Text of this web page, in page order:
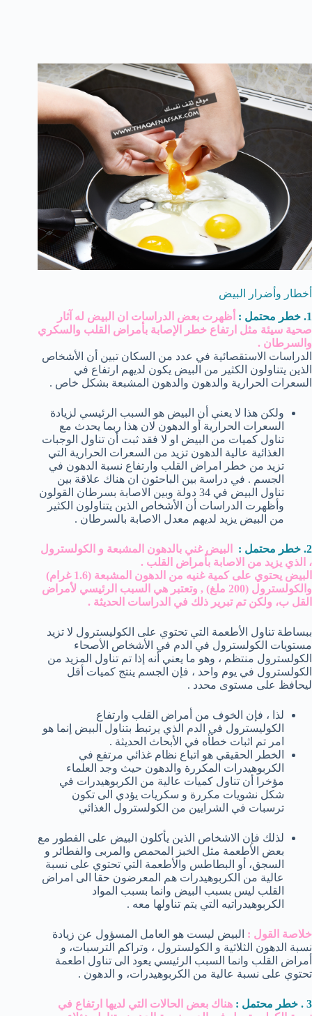
أخطار وأضرار البيض
1. خطر محتمل :
أظهرت بعض الدراسات ان البيض له آثار
صحية سيئة مثل ارتفاع خطر الإصابة بأمراض القلب والسكري
والسرطان .
الدراسات الاستقصائية في عدد من السكان تبين أن الأشخاص
الذين يتناولون الكثير من البيض يكون لديهم ارتفاع في
السعرات الحرارية والدهون والدهون المشبعة بشكل خاص .
ولكن هذا لا يعني أن البيض هو السبب الرئيسي لزيادة
السعرات الحرارية أو الدهون لان هذا ربما يحدث مع
تناول كميات من البيض او لا فقد ثبت أن تناول الوجبات
الغذائية عالية الدهون تزيد من السعرات الحرارية التي
تزيد من خطر امراض القلب وارتفاع نسبة الدهون في
الجسم . في دراسة بين الباحثون ان هناك علاقة بين
تناول البيض في 34 دولة وبين الاصابة بسرطان القولون
وأظهرت الدراسات أن الأشخاص الذين يتناولون الكثير
من البيض يزيد لديهم معدل الاصابة بالسرطان .
2. خطر محتمل :
البيض غني بالدهون المشبعة و الكولسترول
، الذي يزيد من الاصابة بأمراض القلب .
البيض يحتوي على كمية غنيه من الدهون المشبعة (1.6 غرام)
والكولسترول (200 ملغ) , وتعتبر هي السبب الرئيسي لأمراض
القل ب، ولكن تم تبرير ذلك في الدراسات الحديثة .
ببساطة تناول الأطعمة التي تحتوي على الكوليسترول لا تزيد
مستويات الكولسترول في الدم في الأشخاص الأصحاء
الكولسترول منتظم ، وهو ما يعني أنه إذا تم تناول المزيد من
الكولسترول في يوم واحد ، فإن الجسم ينتج كميات أقل
ليحافظ على مستوى محدد .
لذا ، فإن الخوف من أمراض القلب وارتفاع
الكوليسترول في الدم الذي يرتبط بتناول البيض إنما هو
امر تم اثبات خطأه في الأبحاث الحديثة .
الخطر الحقيقي هو اتباع نظام غذائي مرتفع في
الكربوهيدرات المكررة والدهون حيث وجد العلماء
مؤخرا أن تناول كميات عالية من الكربوهيدرات في
شكل نشويات مكررة و سكريات يؤدي الى تكون
ترسبات في الشرايين من الكولسترول الغذائي
لذلك فإن الاشخاص الذين يأكلون البيض على الفطور مع
بعض الأطعمة مثل الخبز المحمص والمربى والفطائر و
السجق، أو البطاطس والأطعمة التي تحتوي على نسبة
عالية من الكربوهيدرات هم المعرضون حقا الى امراض
القلب ليس بسبب البيض وانما بسبب المواد
الكربوهيدراتيه التي يتم تناولها معه .
خلاصة القول : البيض ليست هو العامل المسؤول عن زيادة
نسبة الدهون الثلاثية و الكولسترول ، وتراكم الترسبات، و
أمراض القلب وانما السبب الرئيسي يعود الى تناول اطعمة
تحتوي على نسبة عالية من الكربوهيدرات، و الدهون .
3 . خطر محتمل : هناك بعض الحالات التي لديها ارتفاع في